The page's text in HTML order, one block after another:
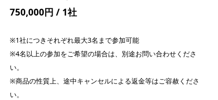
750,000円 / 1社
※1社につきそれぞれ最大3名まで参加可能
※4名以上の参加をご希望の場合は、別途お問い合わせくださ
い。
※商品の性質上、途中キャンセルによる返金等はご容赦くださ
い。